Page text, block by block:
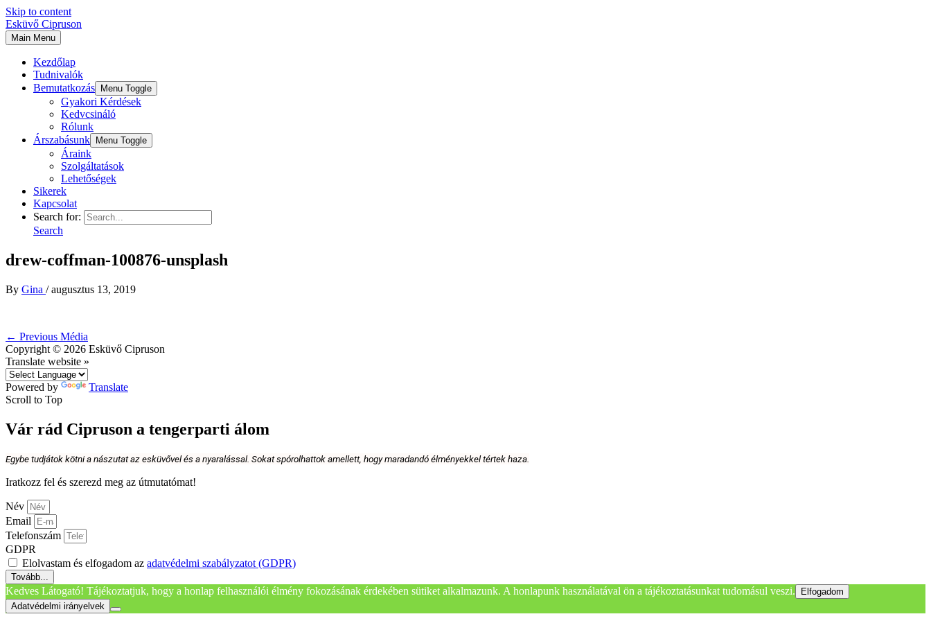
Skip to content
Esküvő Cipruson
Main Menu
Kezdőlap
Tudnivalók
Bemutatkozás
Menu Toggle
Gyakori Kérdések
Kedvcsináló
Rólunk
Árszabásunk
Menu Toggle
Áraink
Szolgáltatások
Lehetőségek
Sikerek
Kapcsolat
Search for:
Search
drew-coffman-100876-unsplash
By Gina /augusztus 13, 2019
← Previous Média
Copyright © 2026 Esküvő Cipruson
Translate website »
Powered by
Translate
Scroll to Top
Vár rád Cipruson a tengerparti álom
Egybe tudjátok kötni a nászutat az esküvővel és a nyaralással. Sokat spórolhattok amellett, hogy maradandó élményekkel tértek haza.
Iratkozz fel és szerezd meg az útmutatómat!
Név
Email
Telefonszám
GDPR
Elolvastam és elfogadom az adatvédelmi szabályzatot (GDPR)
Tovább...
Kedves Látogató! Tájékoztatjuk, hogy a honlap felhasználói élmény fokozásának érdekében sütiket alkalmazunk. A honlapunk használatával ön a tájékoztatásunkat tudomásul veszi.
Elfogadom
Adatvédelmi irányelvek